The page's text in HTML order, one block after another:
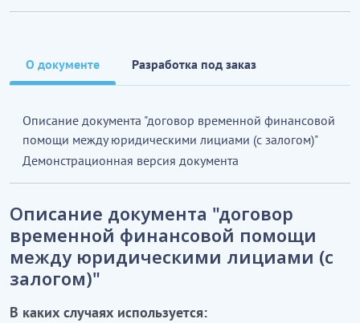
О документе Разработка под заказ
Описание документа "договор временной финансовой
помощи между юридическими лициами (с залогом)"
Демонстрационная версия документа
Описание документа "договор
временной финансовой помощи
между юридическими лициами (с
залогом)"
В каких случаях используется: